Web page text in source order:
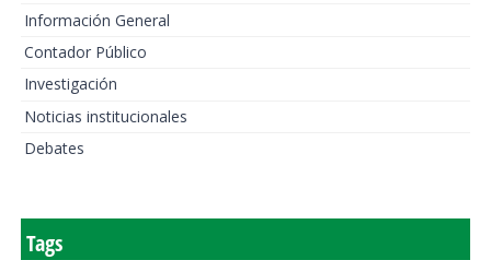
Información General
Contador Público
Investigación
Noticias institucionales
Debates
Tags